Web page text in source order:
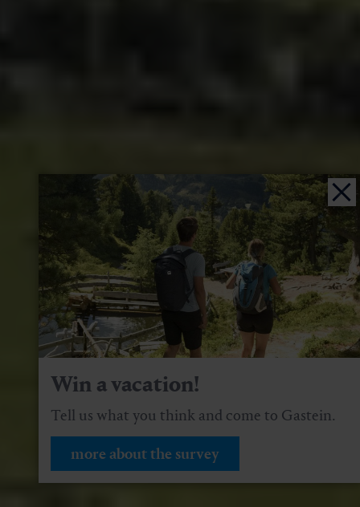
Win a vacation!
Tell us what you think and come to Gastein.
more about the survey